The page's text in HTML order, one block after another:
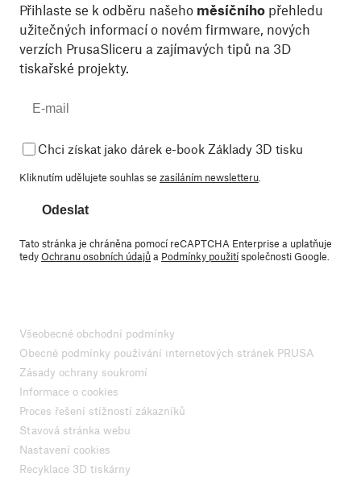
Přihlaste se k odběru našeho měsíčního přehledu
užitečných informací o novém firmware, nových
verzích PrusaSliceru a zajímavých tipů na 3D
tiskařské projekty.
Chci získat jako dárek e-book Základy 3D tisku
Kliknutím udělujete souhlas se zasíláním newsletteru
Odeslat
Tato stránka je chráněna pomocí reCAPTCHA Enterprise a uplatňuje
tedyOchranu osobních údajůa Podmínky použitíspolečnosti Google.
Všeobecné obchodní podmínky
Obecné podmínky používání internetových stránek PRUSA
Zásady ochrany soukromí
Informace o cookies
Proces řešení stížností zákazníků
Stavová stránka webu
Nastavení cookies
Recyklace 3D tiskárny